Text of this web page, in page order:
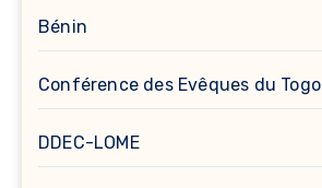
Bénin
Conférence des Evêques du Togo
DDEC-LOME